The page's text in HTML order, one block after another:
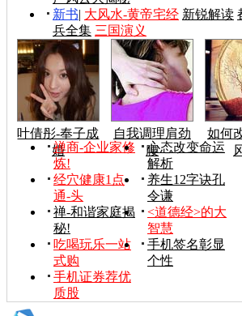
新书| 大风水-黄帝宅经 新锐解读
兵全集 三国演义
叶倩彤-奉子成
婚
自我调理肩劲
腰
如何
禅商-企业家修
炼!
心态改变命运
解析
经穴健康1点
通-头
养生12字诀孔
令谦
禅-和谐家庭揭
秘!
<道德经>的大
智慧
吃喝玩乐一站
式购
手机签名彰显
个性
手机证券荐优
质股